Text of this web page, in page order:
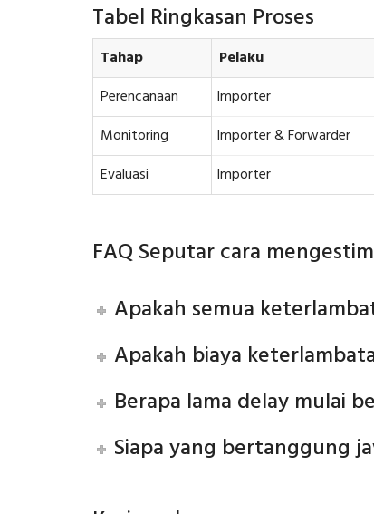
Tabel Ringkasan Proses
Tahap Pelaku
Perencanaan
Importer
Monitoring
Importer & Forwarder
Evaluasi
Importer
FAQ Seputar cara
Apakah semua
Apakah biaya
Berapa lama delay mulai
Siapa yang bertanggung